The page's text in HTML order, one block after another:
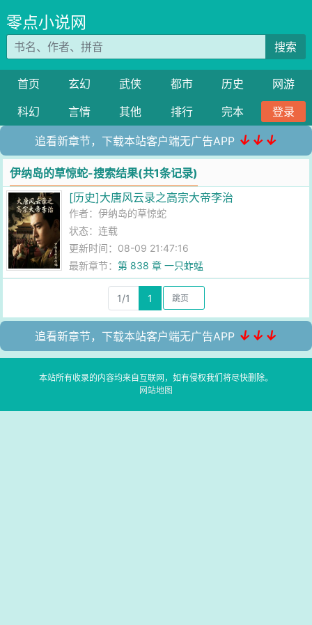
零点小说网
搜索
首页 玄幻 武侠 都市 历史
网游
科幻
言情 其他 排行 完本 登录
追看新章节，下载本站客户端无广告APP ↓↓↓
伊纳岛的草惊蛇-搜索结果(共1条记录)
[历史]大唐风云录之高宗大帝李治
作者：伊纳岛的草惊蛇
状态：连载
更新时间：08-09 21:47:16
最新章节：第 838 章 一只蚱蜢
1/1 1
追看新章节，下载本站客户端无广告APP ↓↓↓
本站所有收录的内容均来自互联网，如有侵权我们将尽快删除。
网站地图